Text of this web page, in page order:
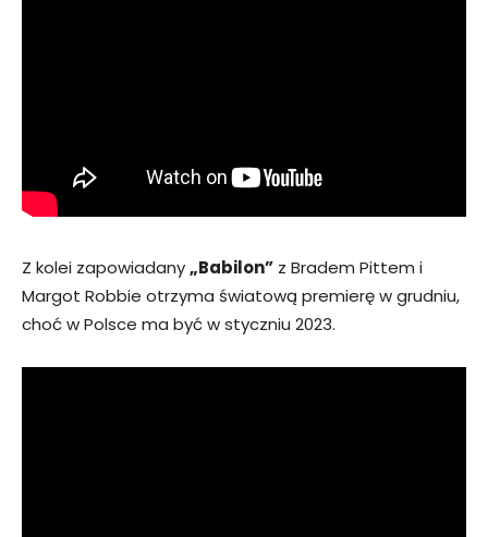
Z kolei zapowiadany„Babilon” z Bradem Pittem i
Margot Robbie otrzyma światową premierę w grudniu,
choć w Polsce ma być w styczniu 2023.